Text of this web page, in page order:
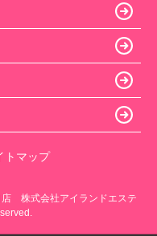
トマップ
店 株式会社アイランドエステ